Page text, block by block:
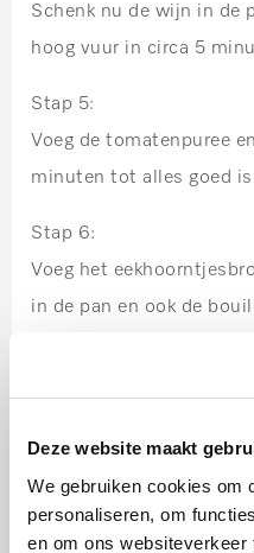
Deze website maakt
We gebruiken cookies om
personaliseren, om
en om ons
Schenk nu de wijn in de
hoog vuur in circa 5
Stap 5:
Voeg de tomatenpuree
minuten tot alles goed is
Stap 6:
Voeg het
in de pan en ook de
de saus aan de kook.
peper en laat op een